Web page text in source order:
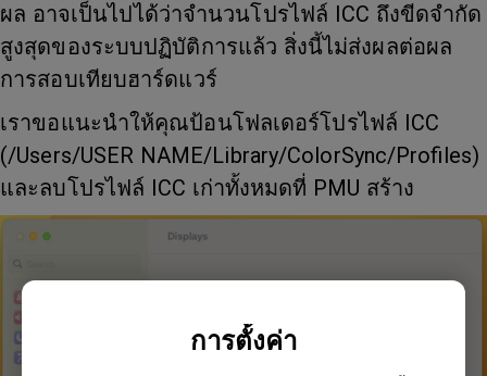
การตั้งค่า
ผล อาจเป็นไปได้ว่าจำนวนโปรไฟล์ ICC ถึงขีดจำกัด
สูงสุดของระบบปฏิบัติการแล้ว สิ่งนี้ไม่ส่งผลต่อผล
การสอบเทียบฮาร์ดแวร์
เราขอแนะนำให้คุณป้อนโฟลเดอร์โปรไฟล์ ICC
(/Users/USER NAME/Library/ColorSync/Profiles)
และลบโปรไฟล์ ICC เก่าทั้งหมดที่ PMU สร้าง